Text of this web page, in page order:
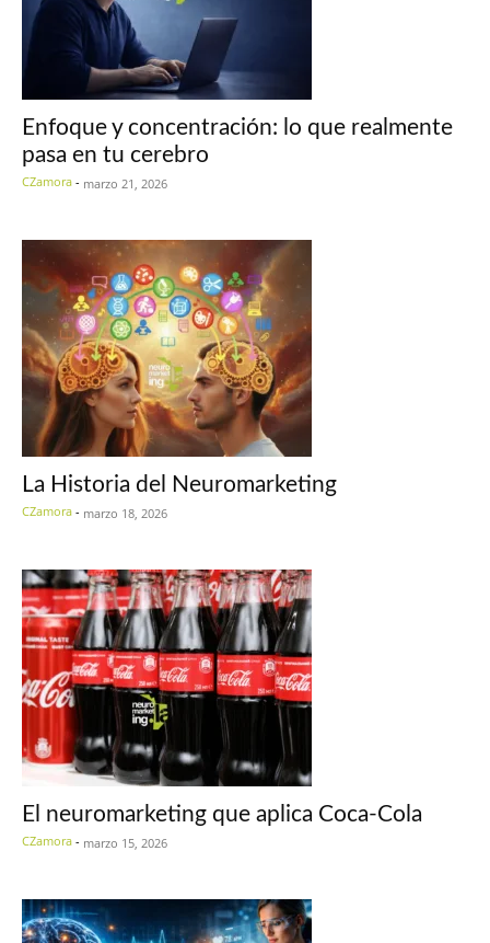
Enfoque y concentración: lo que realmente
pasa en tu cerebro
CZamora - marzo 21, 2026
La Historia del Neuromarketing
CZamora - marzo 18, 2026
El neuromarketing que aplica Coca-Cola
CZamora - marzo 15, 2026